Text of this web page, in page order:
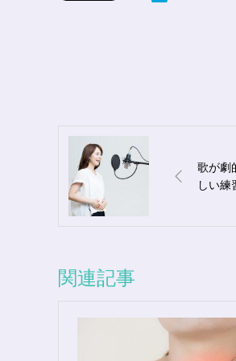
歌が劇
しい練
関連記事